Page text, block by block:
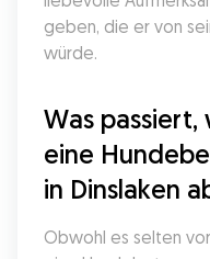
geben, die er von
würde.
Was
eine
in Dinslaken
Obwohl es selten